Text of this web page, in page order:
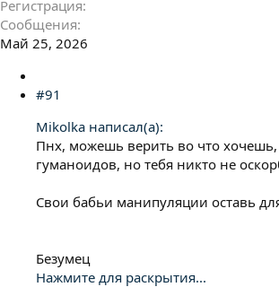
Регистрация
Сообщения
Май 25, 2026
#91
Mikolka написал(а):
Пнх, можешь верить во что хочешь,
гуманоидов, но тебя никто не
Свои бабьи манипуляции оставь
Безумец
Нажмите для раскрытия...